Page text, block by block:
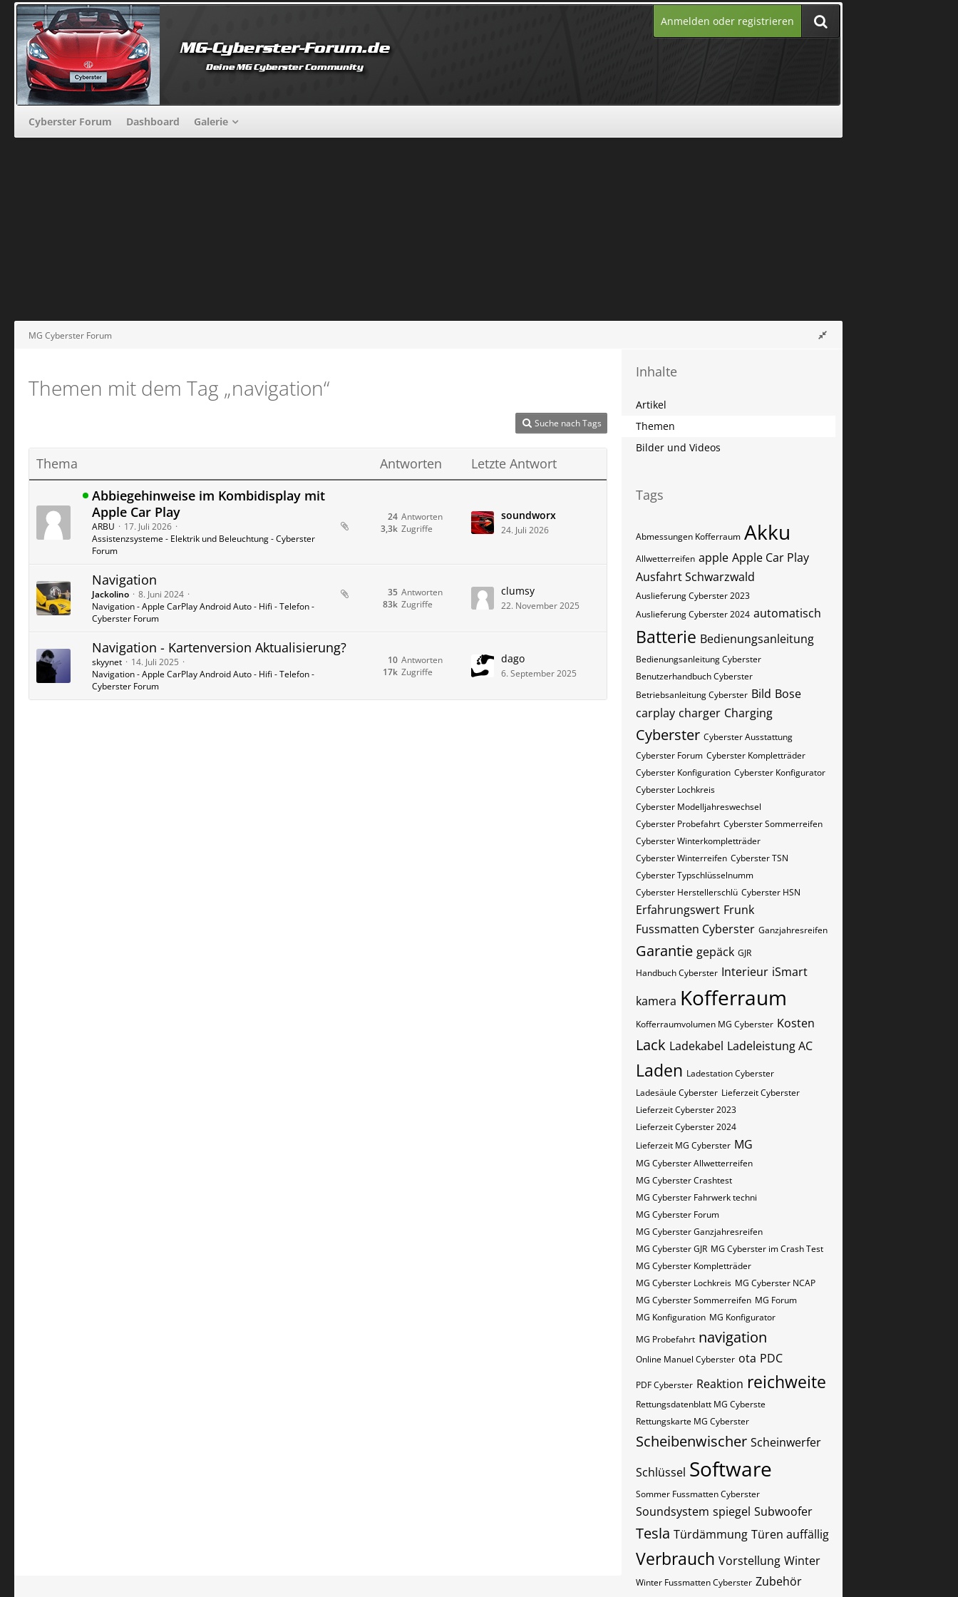
Anmelden oder registrieren
Cyberster Forum Dashboard Galerie
MG Cyberster Forum
Themen mit dem Tag „navigation“
Suche nach Tags
Thema Antworten
Letzte Antwort
Abbiegehinweise im Kombidisplay mit
Apple Car Play
ARBU
17. Juli 2026
Assistenzsysteme - Elektrik und Beleuchtung - Cyberster
Forum
Antworten
24
Zugriffe
3,3k
soundworx
24. Juli 2026
Navigation
Jackolino
8. Juni 2024
Navigation - Apple CarPlay Android Auto - Hifi - Telefon -
Cyberster Forum
Antworten
35
Zugriffe
83k
clumsy
22. November 2025
Navigation - Kartenversion Aktualisierung?
skyynet
14. Juli 2025
Navigation - Apple CarPlay Android Auto - Hifi - Telefon -
Cyberster Forum
Antworten
10
Zugriffe
17k
dago
6. September 2025
Inhalte
Artikel
Themen
Bilder und Videos
Tags
Abmessungen Kofferraum Akku
Allwetterreifen apple Apple Car Play
Ausfahrt Schwarzwald
Auslieferung Cyberster 2023
Auslieferung Cyberster 2024 automatisch
Batterie Bedienungsanleitung
Bedienungsanleitung Cyberster
Benutzerhandbuch Cyberster
Betriebsanleitung Cyberster Bild Bose
carplay charger Charging
Cyberster Cyberster Ausstattung
Cyberster Forum Cyberster Kompletträder
Cyberster Konfiguration Cyberster Konfigurator
Cyberster Lochkreis
Cyberster Modelljahreswechsel
Cyberster Probefahrt Cyberster Sommerreifen
Cyberster Winterkompletträder
Cyberster Winterreifen Cyberster​​​​ TSN
Cyberster​​​​ Typschlüsselnumm
Cyberster​​​​​ Herstellerschlü Cyberster​​​​​ HSN
Erfahrungswert Frunk
Fussmatten Cyberster Ganzjahresreifen
Garantie gepäck GJR
Handbuch Cyberster Interieur iSmart
kamera Kofferraum
Kofferraumvolumen MG Cyberster Kosten
Lack Ladekabel Ladeleistung AC
Laden Ladestation Cyberster
Ladesäule Cyberster Lieferzeit Cyberster
Lieferzeit Cyberster 2023
Lieferzeit Cyberster 2024
Lieferzeit MG Cyberster MG
MG Cyberster Allwetterreifen
MG Cyberster Crashtest
MG Cyberster Fahrwerk techni
MG Cyberster Forum
MG Cyberster Ganzjahresreifen
MG Cyberster GJR MG Cyberster im Crash Test
MG Cyberster Kompletträder
MG Cyberster Lochkreis MG Cyberster NCAP
MG Cyberster Sommerreifen MG Forum
MG Konfiguration MG Konfigurator
MG Probefahrt navigation
Online Manuel Cyberster ota PDC
PDF Cyberster Reaktion reichweite
Rettungsdatenblatt MG Cyberste
Rettungskarte MG Cyberster
Scheibenwischer Scheinwerfer
Schlüssel Software
Sommer Fussmatten Cyberster
Soundsystem spiegel Subwoofer
Tesla Türdämmung Türen auffällig
Verbrauch Vorstellung Winter
Winter Fussmatten Cyberster Zubehör